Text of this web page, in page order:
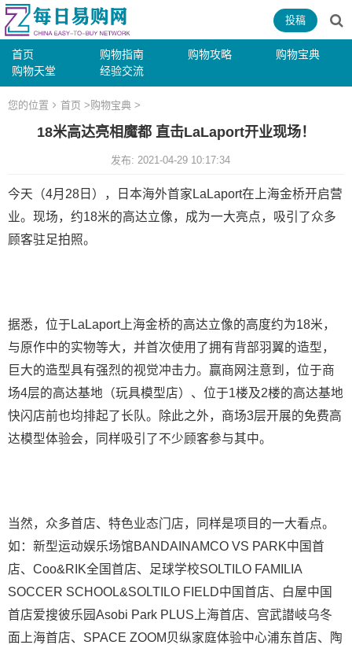
首页 购物指南 购物攻略
购物宝典
购物天堂
经验交流
投稿
您的位置 首页 >购物宝典 >
18米高达亮相魔都 直击LaLaport开业现场！
发布: 2021-04-29 10:17:34
今天（4月28日），日本海外首家LaLaport在上海金桥开启营
业。现场，约18米的高达立像，成为一大亮点，吸引了众多
顾客驻足拍照。
据悉，位于LaLaport上海金桥的高达立像的高度约为18米，
与原作中的实物等大，并首次使用了拥有背部羽翼的造型，
巨大的造型具有强烈的视觉冲击力。赢商网注意到，位于商
场4层的高达基地（玩具模型店）、位于1楼及2楼的高达基地
快闪店前也均排起了长队。除此之外，商场3层开展的免费高
达模型体验会，同样吸引了不少顾客参与其中。
当然，众多首店、特色业态门店，同样是项目的一大看点。
如：新型运动娱乐场馆BANDAINAMCO VS PARK中国首
店、Coo&RIK全国首店、足球学校SOLTILO FAMILIA
SOCCER SCHOOL&SOLTILO FIELD中国首店、白屋中国
首店爱搜彼乐园Asobi Park PLUS上海首店、宫武譛岐乌冬
面上海首店、SPACE ZOOM贝纵家庭体验中心浦东首店、陶